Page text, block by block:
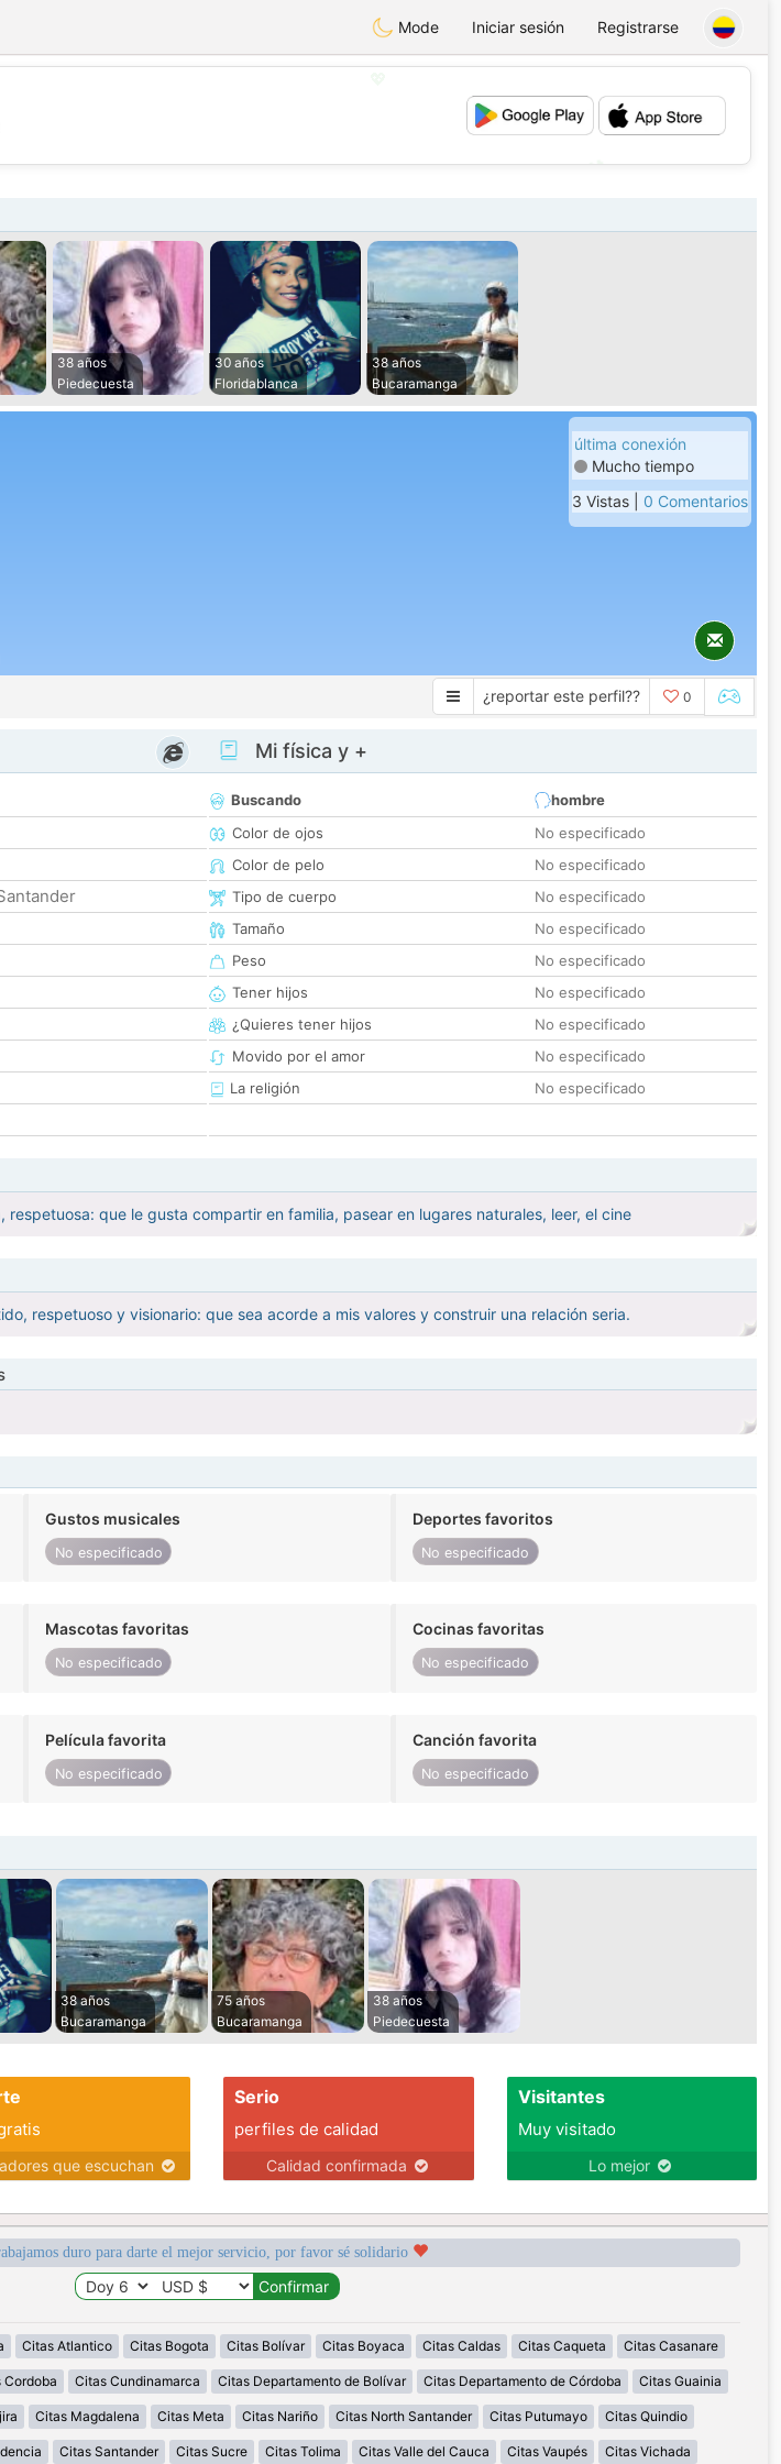
Mode Iniciar sesión Registrarse
💕
38 años
Piedecuesta
30 años
Floridablanca
38 años
Bucaramanga
última conexión
Mucho tiempo
3 Vistas | 0 Comentarios
¿reportar este perfil?? 0
Mi física y +
Buscando
hombre
Color de ojos
No especificado
Color de pelo
No especificado
Tipo de cuerpo
No especificado
Tamaño
No especificado
Peso
No especificado
Tener hijos
No especificado
¿Quieres tener hijos
No especificado
Movido por el amor
No especificado
La religión
No especificado
que le gusta compartir en familia, pasear en lugares naturales, leer, el cine
respetuoso y visionario: que sea acorde a mis valores y construir una relación seria.
Gustos musicales
No especificado
Deportes favoritos
No especificado
Mascotas favoritas
No especificado
Cocinas favoritas
No especificado
Película favorita
No especificado
Canción favorita
No especificado
38 años
Bucaramanga
75 años
Bucaramanga
38 años
Piedecuesta
que escuchan
Serio
perfiles de calidad
Calidad confirmada
Visitantes
Muy visitado
Lo mejor
duro para darte el mejor servicio, por favor sé solidario
Citas Atlantico Citas Bogota Citas Bolívar Citas Boyaca Citas Caldas Citas Caqueta Citas Casanare
Cordoba Citas Cundinamarca Citas Departamento de Bolívar Citas Departamento de Córdoba Citas Guainia
Citas Magdalena Citas Meta Citas Nariño Citas North Santander Citas Putumayo Citas Quindio
Citas Santander Citas Sucre Citas Tolima Citas Valle del Cauca Citas Vaupés Citas Vichada